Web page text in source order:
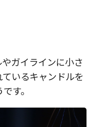
ガイラインに小さ
いるキャンドルを
す。